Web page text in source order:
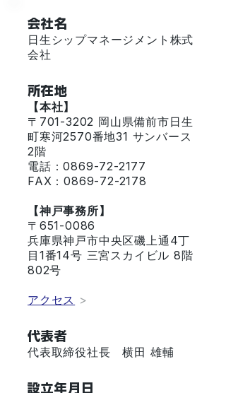
会社名
日生シップマネージメント株式
会社
所在地
【本社】
〒701-3202 岡山県備前市日生
町寒河2570番地31 サンバース
2階
電話：0869-72-2177
FAX：0869-72-2178
【神戸事務所】
〒651-0086
兵庫県神戸市中央区磯上通4丁
目1番14号 三宮スカイビル 8階
802号
​​アクセス >
代表者
代表取締役社長 横田 雄輔
設立年月日